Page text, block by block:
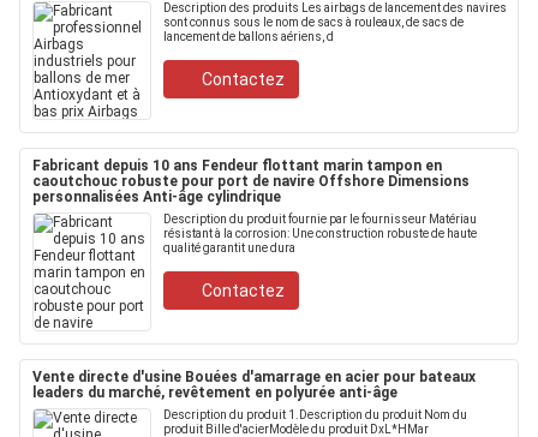
Description des produits Les airbags de lancement des navires
sont connus sous le nom de sacs à rouleaux, de sacs de
lancement de ballons aériens, d
Contactez
Fabricant depuis 10 ans Fendeur flottant marin tampon en
caoutchouc robuste pour port de navire Offshore Dimensions
personnalisées Anti-âge cylindrique
Description du produit fournie par le fournisseur Matériau
résistant à la corrosion: Une construction robuste de haute
qualité garantit une dura
Contactez
Vente directe d'usine Bouées d'amarrage en acier pour bateaux
leaders du marché, revêtement en polyurée anti-âge
Description du produit 1.Description du produit Nom du
produit Bille d'acierModèle du produit DxL*HMar